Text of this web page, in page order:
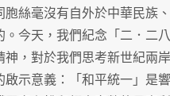
胞絲毫沒有自外於中華民族
今天，我們紀念「二．二
神，對於我們思考新世紀兩
啟示意義：「和平統一」是